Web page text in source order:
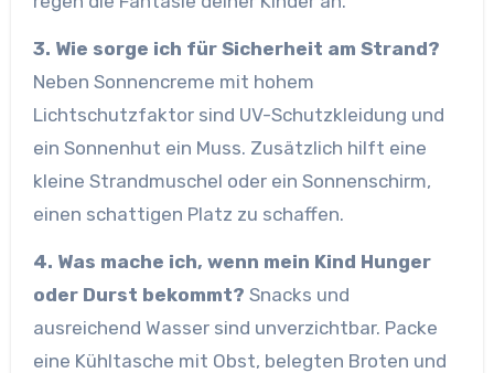
3. Wie sorge ich für Sicherheit am Strand?
Neben Sonnencreme mit hohem
Lichtschutzfaktor sind UV-Schutzkleidung und
ein Sonnenhut ein Muss. Zusätzlich hilft eine
kleine Strandmuschel oder ein Sonnenschirm,
einen schattigen Platz zu schaffen.
4. Was mache ich, wenn mein Kind Hunger
oder Durst bekommt? Snacks und
ausreichend Wasser sind unverzichtbar. Packe
eine Kühltasche mit Obst, belegten Broten und